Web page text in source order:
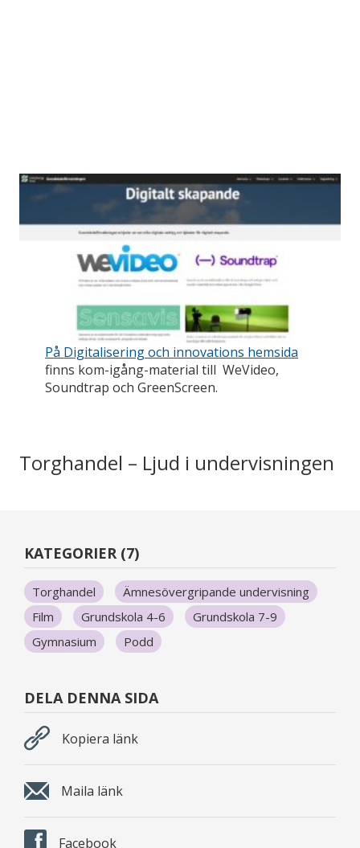
På Digitalisering och innovations hemsida
finns kom-igång-material till WeVideo,
Soundtrap och GreenScreen.
Torghandel – Ljud i undervisningen
KATEGORIER (7)
Torghandel
Ämnesövergripande undervisning
Film
Grundskola 4-6
Grundskola 7-9
Gymnasium
Podd
DELA DENNA SIDA
Kopiera länk
Maila länk
Facebook